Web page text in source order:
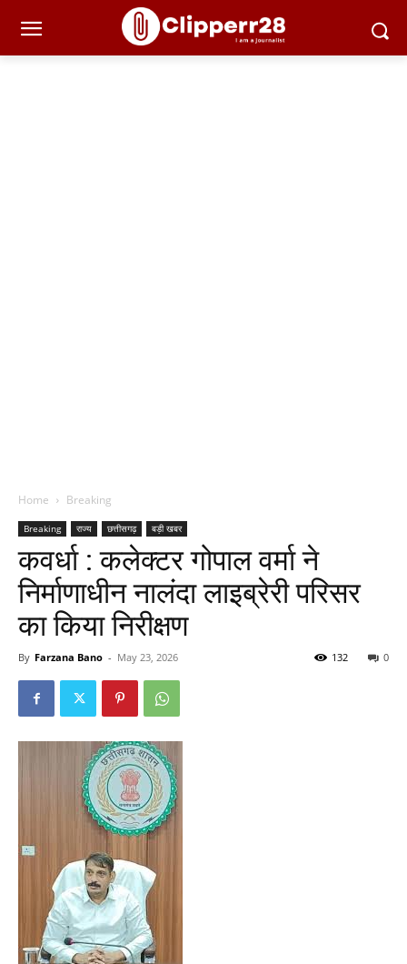
Home Breaking
Breaking राज्य छत्तीसगढ़ बड़ी खबर
कवर्धा : कलेक्टर गोपाल वर्मा ने
निर्माणाधीन नालंदा लाइब्रेरी परिसर
का किया निरीक्षण
By Farzana Bano - May 23, 2026 0
132